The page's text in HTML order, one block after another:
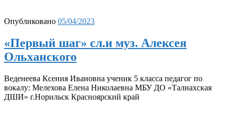
Опубликовано 05/04/2023
«Первый шаг» сл.и муз. Алексея
Ольханского
Веденеева Ксения Ивановна ученик 5 класса педагог по
вокалу: Мелехова Елена Николаевна МБУ ДО «Талнахская
ДШИ» г.Норильск Красноярский край